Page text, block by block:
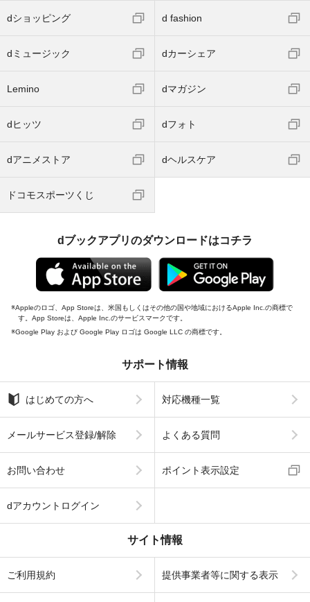
dショッピング d fashion
dミュージック dカーシェア
Lemino dマガジン
dヒッツ dフォト
dアニメストア dヘルスケア
ドコモスポーツくじ
dブックアプリのダウンロードはコチラ
Appleのロゴ、App Storeは、米国もしくはその他の国や地域におけるApple Inc.の商標で
す。App Storeは、Apple Inc.のサービスマークです。
Google Play および Google Play ロゴは Google LLC の商標です。
サポート情報
はじめての方へ 対応機種一覧
メールサービス登録/解除 よくある質問
お問い合わせ ポイント表示設定
dアカウントログイン
サイト情報
ご利用規約 提供事業者等に関する表示